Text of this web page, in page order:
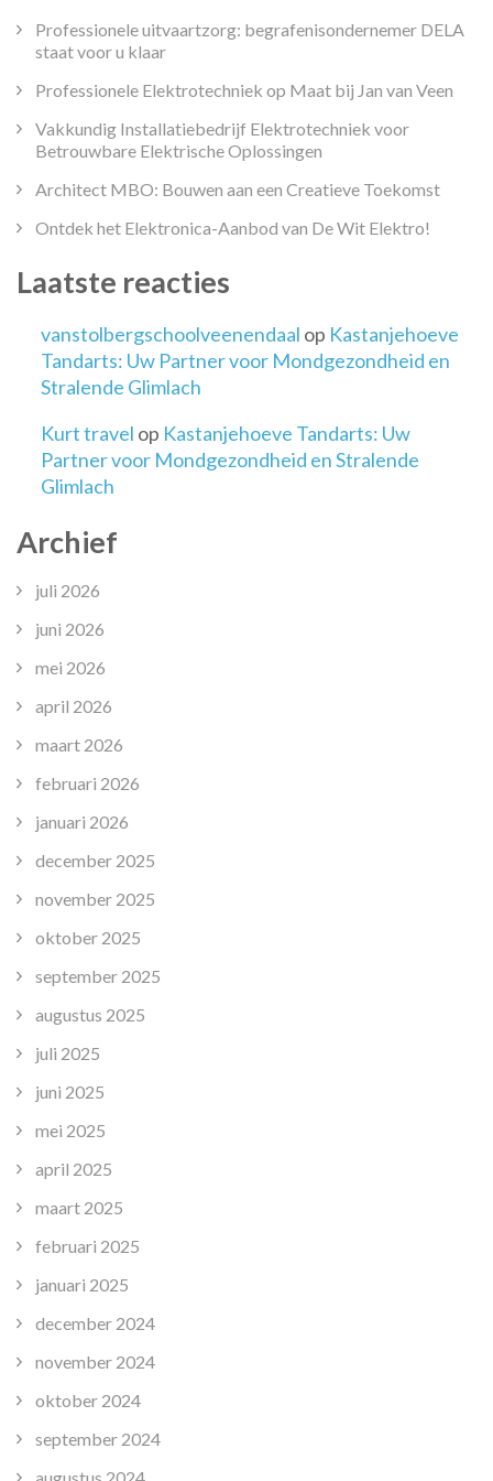
Professionele uitvaartzorg: begrafenisondernemer DELA
staat voor u klaar
Professionele Elektrotechniek op Maat bij Jan van Veen
Vakkundig Installatiebedrijf Elektrotechniek voor
Betrouwbare Elektrische Oplossingen
Architect MBO: Bouwen aan een Creatieve Toekomst
Ontdek het Elektronica-Aanbod van De Wit Elektro!
Laatste reacties
vanstolbergschoolveenendaal op Kastanjehoeve
Tandarts: Uw Partner voor Mondgezondheid en
Stralende Glimlach
Kurt travel op Kastanjehoeve Tandarts: Uw
Partner voor Mondgezondheid en Stralende
Glimlach
Archief
juli 2026
juni 2026
mei 2026
april 2026
maart 2026
februari 2026
januari 2026
december 2025
november 2025
oktober 2025
september 2025
augustus 2025
juli 2025
juni 2025
mei 2025
april 2025
maart 2025
februari 2025
januari 2025
december 2024
november 2024
oktober 2024
september 2024